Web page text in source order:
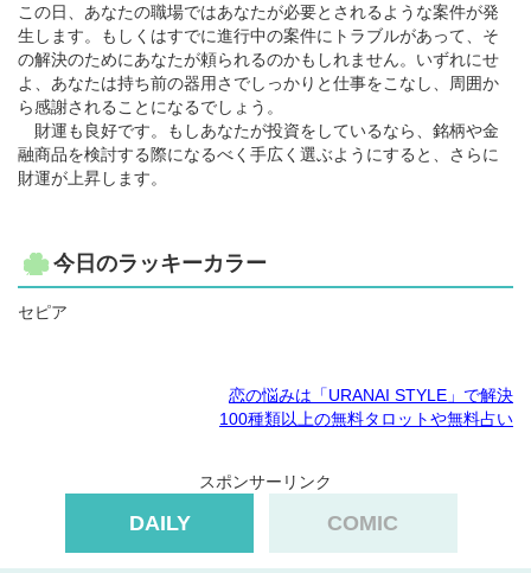
この日、あなたの職場ではあなたが必要とされるような案件が発
生します。もしくはすでに進行中の案件にトラブルがあって、そ
の解決のためにあなたが頼られるのかもしれません。いずれにせ
よ、あなたは持ち前の器用さでしっかりと仕事をこなし、周囲か
ら感謝されることになるでしょう。
財運も良好です。もしあなたが投資をしているなら、銘柄や金
融商品を検討する際になるべく手広く選ぶようにすると、さらに
財運が上昇します。
今日のラッキーカラー
セピア
恋の悩みは「URANAI STYLE」で解決
100種類以上の無料タロットや無料占い
スポンサーリンク
DAILY COMIC